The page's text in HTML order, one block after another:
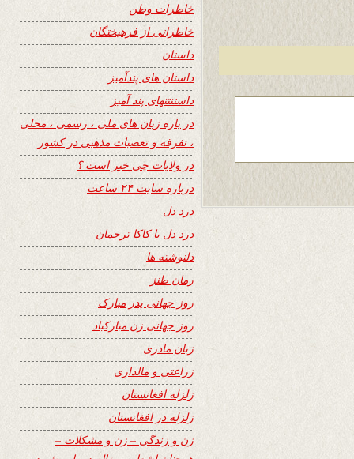
خاطرات وطن
خاطراتی از فرهیختگان
داستان
داستان های پندآمیز
داستنتنهای پند آمیز
در باره زبان های ملی ، رسمی ، محلی
، تفرقه و تعصبات مذهبی در کشور
در ولایات چی خبر است ؟
درباره سایت ۲۴ ساعت
درد دل
درد دل با کاکا ترجمان
دلنوشته ها
رمان طنز
روز جهانی پدر مبارک
روز جهانی زن مبارکباد
زبان مادری
زراعتی و مالداری
زلزله افغانستان
زلزله در افغانستان
زن و زندگی – زن و مشکلات –